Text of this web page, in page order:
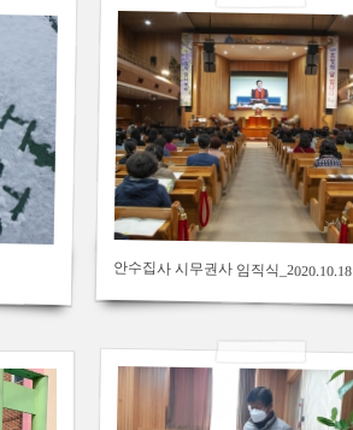
안수집사 시무권사 임직식_2020.10.18